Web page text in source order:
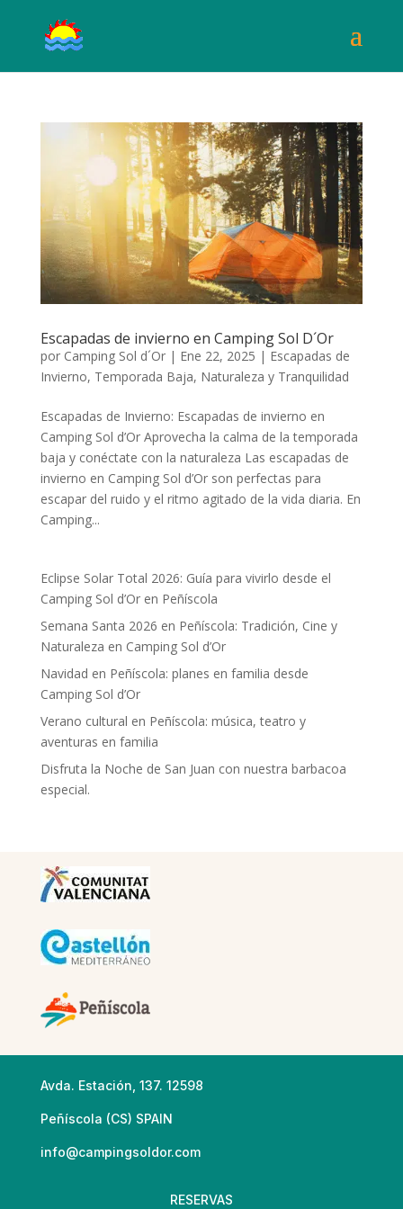
Escapadas de invierno en Camping Sol D´Or
por Camping Sol d´Or| Ene 22, 2025 | Escapadas de
Invierno, Temporada Baja, Naturaleza y Tranquilidad
Escapadas de Invierno: Escapadas de invierno en
Camping Sol d’Or Aprovecha la calma de la temporada
baja y conéctate con la naturaleza Las escapadas de
invierno en Camping Sol d’Or son perfectas para
escapar del ruido y el ritmo agitado de la vida diaria. En
Camping...
Eclipse Solar Total 2026: Guía para vivirlo desde el
Camping Sol d’Or en Peñíscola
Semana Santa 2026 en Peñíscola: Tradición, Cine y
Naturaleza en Camping Sol d’Or
Navidad en Peñíscola: planes en familia desde
Camping Sol d’Or
Verano cultural en Peñíscola: música, teatro y
aventuras en familia
Disfruta la Noche de San Juan con nuestra barbacoa
especial.
Avda. Estación, 137. 12598
Peñíscola (CS) SPAIN
info@campingsoldor.com
RESERVAS